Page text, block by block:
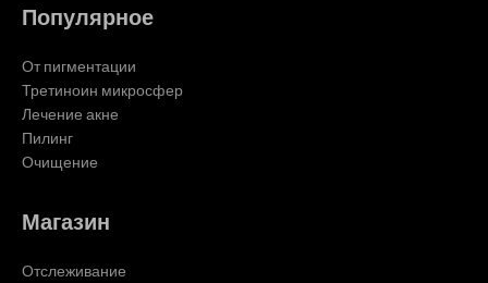
Популярное
От пигментации
Третиноин микросфер
Лечение акне
Пилинг
Очищение
Магазин
Отслеживание